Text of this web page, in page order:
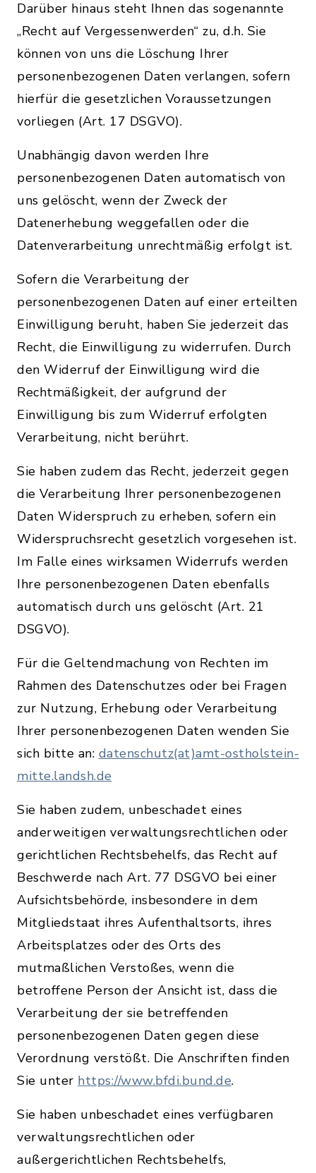
Darüber hinaus steht Ihnen das sogenannte
„Recht auf Vergessenwerden“ zu, d.h. Sie
können von uns die Löschung Ihrer
personenbezogenen Daten verlangen, sofern
hierfür die gesetzlichen Voraussetzungen
vorliegen (Art. 17 DSGVO).
Unabhängig davon werden Ihre
personenbezogenen Daten automatisch von
uns gelöscht, wenn der Zweck der
Datenerhebung weggefallen oder die
Datenverarbeitung unrechtmäßig erfolgt ist.
Sofern die Verarbeitung der
personenbezogenen Daten auf einer erteilten
Einwilligung beruht, haben Sie jederzeit das
Recht, die Einwilligung zu widerrufen. Durch
den Widerruf der Einwilligung wird die
Rechtmäßigkeit, der aufgrund der
Einwilligung bis zum Widerruf erfolgten
Verarbeitung, nicht berührt.
Sie haben zudem das Recht, jederzeit gegen
die Verarbeitung Ihrer personenbezogenen
Daten Widerspruch zu erheben, sofern ein
Widerspruchsrecht gesetzlich vorgesehen ist.
Im Falle eines wirksamen Widerrufs werden
Ihre personenbezogenen Daten ebenfalls
automatisch durch uns gelöscht (Art. 21
DSGVO).
Für die Geltendmachung von Rechten im
Rahmen des Datenschutzes oder bei Fragen
zur Nutzung, Erhebung oder Verarbeitung
Ihrer personenbezogenen Daten wenden Sie
sich bitte an: datenschutz(at)amt-ostholstein-
mitte.landsh.de
Sie haben zudem, unbeschadet eines
anderweitigen verwaltungsrechtlichen oder
gerichtlichen Rechtsbehelfs, das Recht auf
Beschwerde nach Art. 77 DSGVO bei einer
Aufsichtsbehörde, insbesondere in dem
Mitgliedstaat ihres Aufenthaltsorts, ihres
Arbeitsplatzes oder des Orts des
mutmaßlichen Verstoßes, wenn die
betroffene Person der Ansicht ist, dass die
Verarbeitung der sie betreffenden
personenbezogenen Daten gegen diese
Verordnung verstößt. Die Anschriften finden
Sie unter https://www.bfdi.bund.de.
Sie haben unbeschadet eines verfügbaren
verwaltungsrechtlichen oder
außergerichtlichen Rechtsbehelfs,